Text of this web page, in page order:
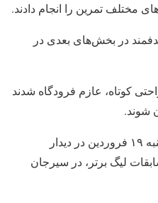
مختلف تمرین را انجام دادند.
در بخش‌های بعدی در
کوتاه، عازم فرودگاه شدند
شوند.
تیم فوتبال پرسپولیس، فردا یکشنبه ۱۹ فروردین در دیدار
لیگ برتر، در سیرجان